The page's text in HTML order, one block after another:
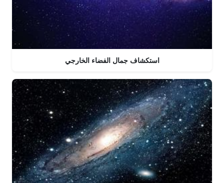
استكشاف جمال الفضاء الخارجي